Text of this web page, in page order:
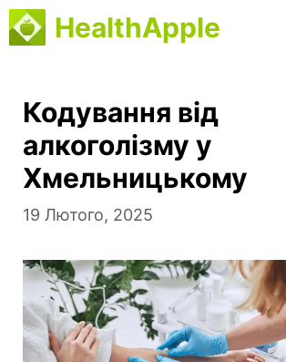
Перейти
до
HealthApple
Кодування від
алкоголізму у
Хмельницькому
19 Лютого, 2025